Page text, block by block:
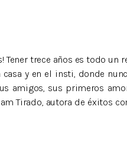
trece años es todo un
y en el insti, donde
amigos, sus primeros
Tirado, autora de éxitos